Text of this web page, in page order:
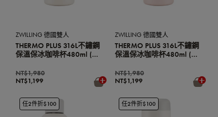
ZWILLING 德國雙人
THERMO PLUS 316L不鏽鋼
保溫保冰咖啡杯480ml (辦
NT$1,199
NT$1,980
ZWILLING 德國雙人
THERMO PLUS 316L不鏽鋼
保溫保冰咖啡杯480ml (辦
NT$1,199
NT$1,980
任2件折$100 任2件折$100